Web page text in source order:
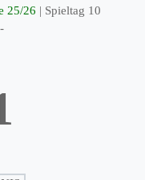
25/26 | Spieltag 10